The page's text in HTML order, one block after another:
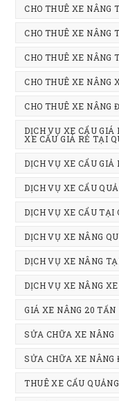
CHO THUÊ XE NÂNG
CHO THUÊ XE NÂNG
CHO THUÊ XE NÂNG
CHO THUÊ XE NÂNG
CHO THUÊ XE NÂNG
DỊCH VỤ XE CẨU GIÁ
XE CẨU GIÁ RẺ TẠI
DỊCH VỤ XE CẨU GIẢ
DỊCH VỤ XE CẨU
DỊCH VỤ XE CẨU TẠI
DỊCH VỤ XE NÂNG
DỊCH VỤ XE NÂNG
DỊCH VỤ XE NÂNG
GIÁ XE NÂNG 20 TẤN
SỬA CHỮA XE NÂNG
SỬA CHỮA XE NÂNG
THUÊ XE CẨU